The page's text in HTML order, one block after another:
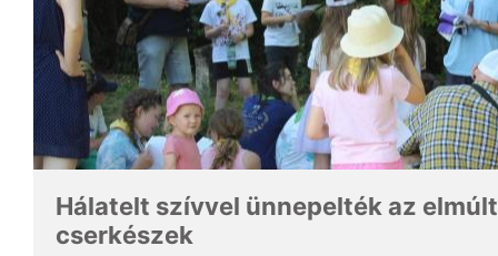
Hálatelt szívvel ünnepelték az
cserkészek